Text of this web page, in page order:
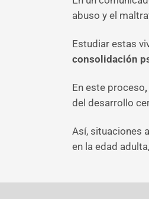
abuso y el
Estudiar estas
consolidación
En este proceso
del desarrollo
Así, situaciones
en la edad